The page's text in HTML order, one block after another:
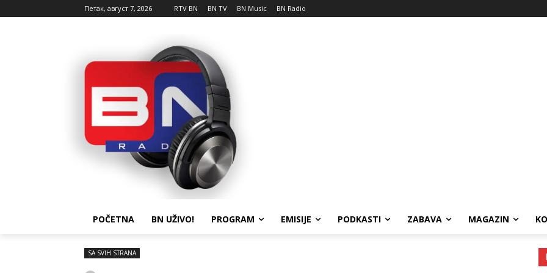
Петак, август 7, 2026 RTV BN BN TV BN Music BN Radio
POČETNA BN UŽIVO! PROGRAM EMISIJE PODKASTI ZABAVA MAGAZIN
SA SVIH STRANA